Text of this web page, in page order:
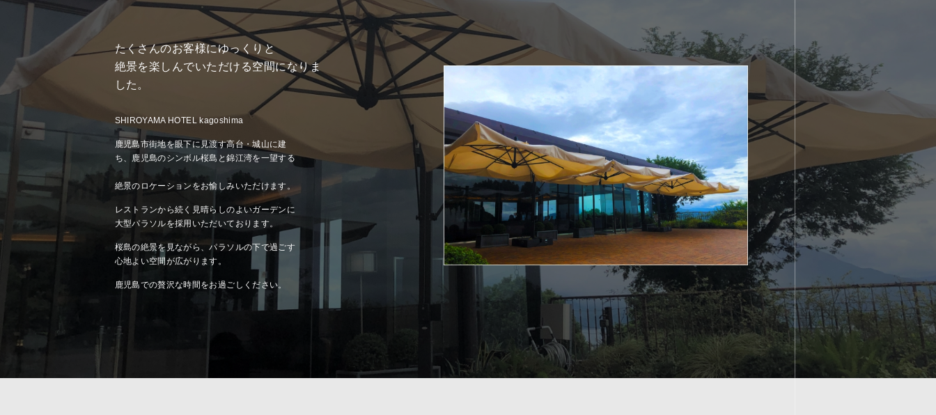
たくさんのお客様にゆっくりと
絶景を楽しんでいただける空間になりま
した。
SHIROYAMA HOTEL kagoshima
鹿児島市街地を眼下に見渡す高台・城山に建
ち、鹿児島のシンボル桜島と錦江湾を一望する
絶景のロケーションをお愉しみいただけます。
レストランから続く見晴らしのよいガーデンに
大型パラソルを採用いただいております。
桜島の絶景を見ながら、パラソルの下で過ごす
心地よい空間が広がります。
鹿児島での贅沢な時間をお過ごしください。